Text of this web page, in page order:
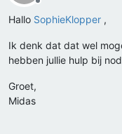
Offline
Hallo SophieKlopper ,
Ik denk dat dat wel
hebben jullie hulp bij
Groet,
Midas